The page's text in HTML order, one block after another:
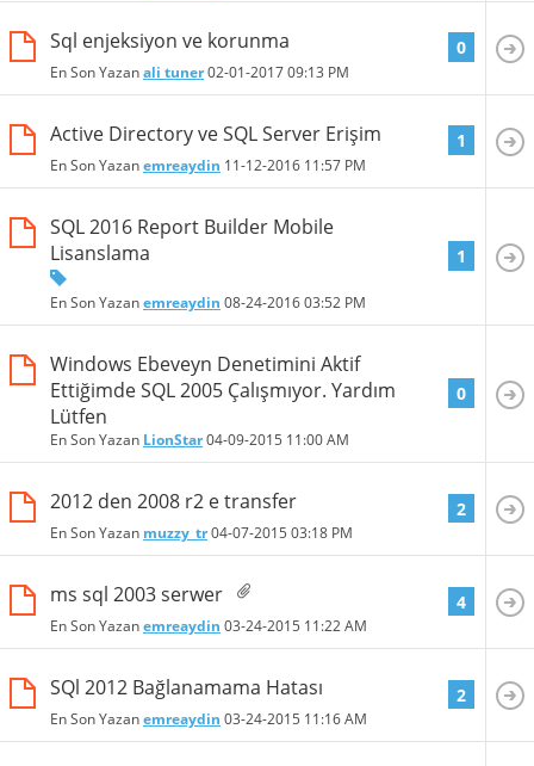
Sql enjeksiyon ve korunma
En Son Yazanali tuner02-01-201709:13 PM
0
Active Directory ve SQL Server Erişim
En Son Yazanemreaydin 11-12-2016 11:57 PM
1
SQL 2016 Report Builder Mobile
Lisanslama
En Son Yazanemreaydin 08-24-201603:52 PM
1
Windows Ebeveyn Denetimini Aktif
Ettiğimde SQL 2005 Çalışmıyor. Yardım
Lütfen
En Son Yazan LionStar04-09-2015 11:00 AM
0
2012 den 2008 r2 e transfer
En Son Yazan muzzy_tr04-07-2015 03:18 PM
2
ms sql 2003 serwer
En Son Yazanemreaydin 03-24-2015 11:22 AM
4
SQl 2012 Bağlanamama Hatası
En Son Yazanemreaydin 03-24-2015 11:16 AM
2